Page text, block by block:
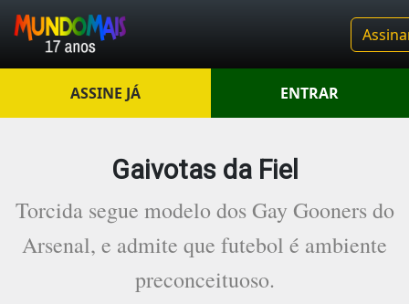
ASSINE JÁ ENTRAR
Gaivotas da Fiel
Torcida segue modelo dos Gay Gooners do
Arsenal, e admite que futebol é ambiente
preconceituoso.